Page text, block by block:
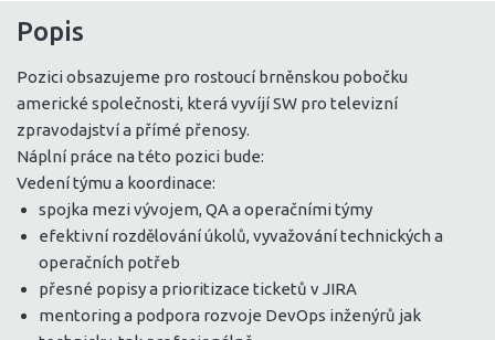
Popis
Pozici obsazujeme pro rostoucí brněnskou pobočku
americké společnosti, která vyvíjí SW pro televizní
zpravodajství a přímé přenosy.
Náplní práce na této pozici bude:
Vedení týmu a koordinace:
spojka mezi vývojem, QA a operačními týmy
efektivní rozdělování úkolů, vyvažování technických a
operačních potřeb
přesné popisy a prioritizace ticketů v JIRA
mentoring a podpora rozvoje DevOps inženýrů jak